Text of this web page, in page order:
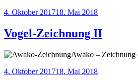
Veröffentlicht
4. Oktober 201718. Mai 2018
Vogel-Zeichnung II
Awako – Zeichnung
Veröffentlicht
4. Oktober 201718. Mai 2018